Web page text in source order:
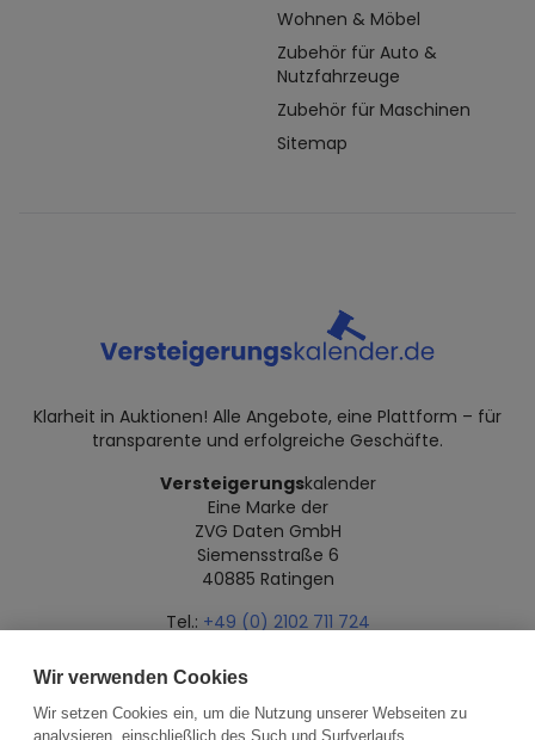
Wohnen & Möbel
Zubehör für Auto &
Nutzfahrzeuge
Zubehör für Maschinen
Sitemap
Klarheit in Auktionen! Alle Angebote, eine Plattform – für
transparente und erfolgreiche Geschäfte.
Versteigerungskalender
Eine Marke der
ZVG Daten GmbH
Siemensstraße 6
40885 Ratingen
Tel.: +49 (0) 2102 711 724
Datenschutz Impressum Über uns
Wir verwenden Cookies
Wir setzen Cookies ein, um die Nutzung unserer Webseiten zu
analysieren, einschließlich des Such und Surfverlaufs,